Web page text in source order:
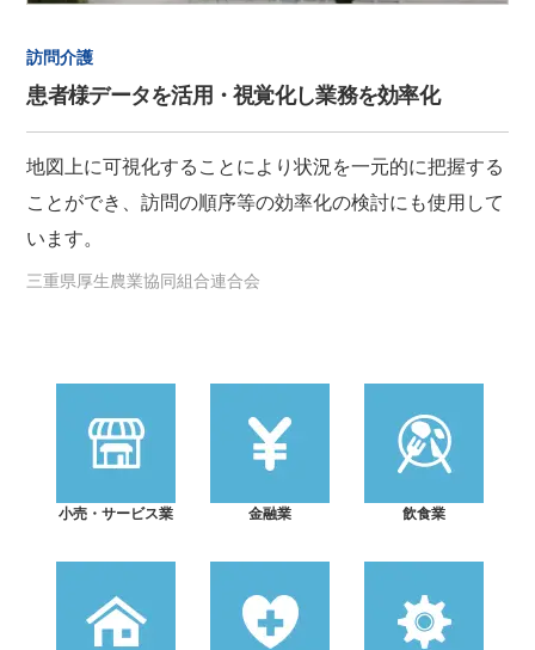
訪問介護
患者様データを活用・視覚化し業務を効率化
地図上に可視化することにより状況を一元的に把握する
ことができ、訪問の順序等の効率化の検討にも使用して
います。
三重県厚生農業協同組合連合会
小売・サービス業 金融業 飲食業